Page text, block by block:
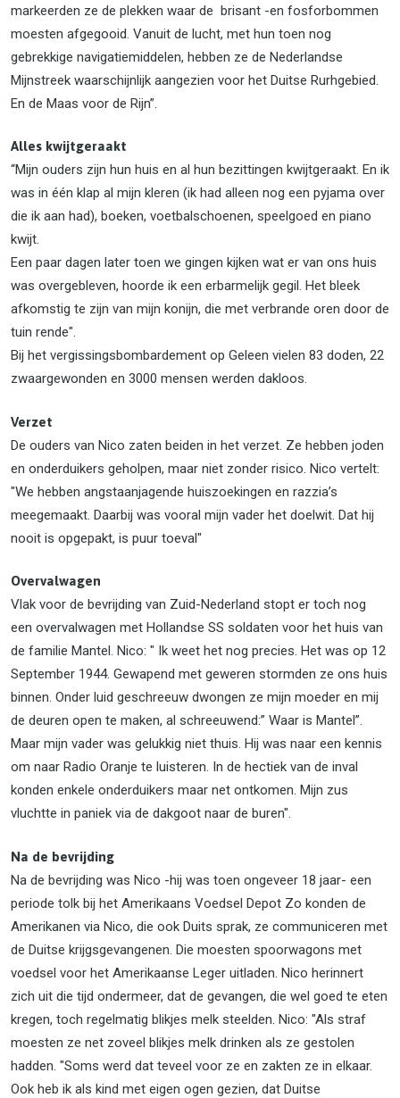
markeerden ze de plekken waar de brisant -en fosforbommen
moesten afgegooid. Vanuit de lucht, met hun toen nog
gebrekkige navigatiemiddelen, hebben ze de Nederlandse
Mijnstreek waarschijnlijk aangezien voor het Duitse Rurhgebied.
En de Maas voor de Rijn”.
Alles kwijtgeraakt
“Mijn ouders zijn hun huis en al hun bezittingen kwijtgeraakt. En ik
was in één klap al mijn kleren (ik had alleen nog een pyjama over
die ik aan had), boeken, voetbalschoenen, speelgoed en piano
kwijt.
Een paar dagen later toen we gingen kijken wat er van ons huis
was overgebleven, hoorde ik een erbarmelijk gegil. Het bleek
afkomstig te zijn van mijn konijn, die met verbrande oren door de
tuin rende".
Bij het vergissingsbombardement op Geleen vielen 83 doden, 22
zwaargewonden en 3000 mensen werden dakloos.
Verzet
De ouders van Nico zaten beiden in het verzet. Ze hebben joden
en onderduikers geholpen, maar niet zonder risico. Nico vertelt:
"We hebben angstaanjagende huiszoekingen en razzia’s
meegemaakt. Daarbij was vooral mijn vader het doelwit. Dat hij
nooit is opgepakt, is puur toeval"
Overvalwagen
Vlak voor de bevrijding van Zuid-Nederland stopt er toch nog
een overvalwagen met Hollandse SS soldaten voor het huis van
de familie Mantel. Nico: " Ik weet het nog precies. Het was op 12
September 1944. Gewapend met geweren stormden ze ons huis
binnen. Onder luid geschreeuw dwongen ze mijn moeder en mij
de deuren open te maken, al schreeuwend:” Waar is Mantel”.
Maar mijn vader was gelukkig niet thuis. Hij was naar een kennis
om naar Radio Oranje te luisteren. In de hectiek van de inval
konden enkele onderduikers maar net ontkomen. Mijn zus
vluchtte in paniek via de dakgoot naar de buren".
Na de bevrijding
Na de bevrijding was Nico -hij was toen ongeveer 18 jaar- een
periode tolk bij het Amerikaans Voedsel Depot Zo konden de
Amerikanen via Nico, die ook Duits sprak, ze communiceren met
de Duitse krijgsgevangenen. Die moesten spoorwagons met
voedsel voor het Amerikaanse Leger uitladen. Nico herinnert
zich uit die tijd ondermeer, dat de gevangen, die wel goed te eten
kregen, toch regelmatig blikjes melk steelden. Nico: "Als straf
moesten ze net zoveel blikjes melk drinken als ze gestolen
hadden. "Soms werd dat teveel voor ze en zakten ze in elkaar.
Ook heb ik als kind met eigen ogen gezien, dat Duitse